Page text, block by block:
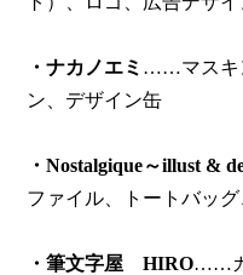
・ナカノエミ ……マスキ
ン、デザイン缶
・Nostalgique～illust &
ファイル、トートバッ
・筆文字屋 HIRO……カ